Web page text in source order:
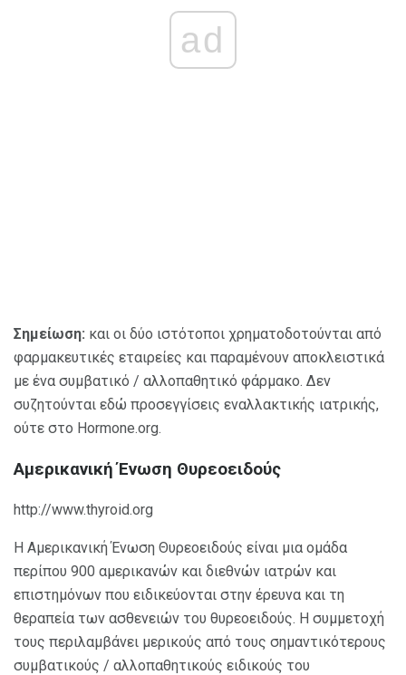
ad
Σημείωση: και οι δύο ιστότοποι χρηματοδοτούνται από
φαρμακευτικές εταιρείες και παραμένουν αποκλειστικά
με ένα συμβατικό / αλλοπαθητικό φάρμακο. Δεν
συζητούνται εδώ προσεγγίσεις εναλλακτικής ιατρικής,
ούτε στο Hormone.org.
Αμερικανική Ένωση Θυρεοειδούς
http://www.thyroid.org
Η Αμερικανική Ένωση Θυρεοειδούς είναι μια ομάδα
περίπου 900 αμερικανών και διεθνών ιατρών και
επιστημόνων που ειδικεύονται στην έρευνα και τη
θεραπεία των ασθενειών του θυρεοειδούς. Η συμμετοχή
τους περιλαμβάνει μερικούς από τους σημαντικότερους
συμβατικούς / αλλοπαθητικούς ειδικούς του